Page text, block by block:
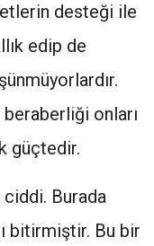
desteği ile
edip de
beraberliği onları
güçtedir.
Burada
bitirmiştir. Bu bir